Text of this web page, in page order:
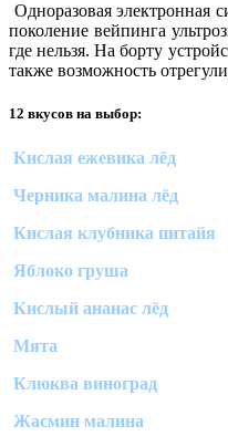
Одноразовая электронная
поколение вейпинга
где нельзя. На борту
также возможность
12 вкусов на выбор:
Кислая ежевика лёд
Черника малина лёд
Кислая клубника питайя
Яблоко груша
Кислый ананас лёд
Мята
Клюква виноград
Жасмин малина